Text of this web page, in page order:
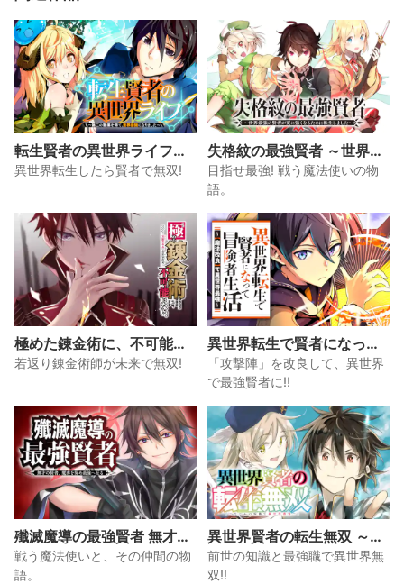
転生賢者の異世界ライフ～
第二の職業を得て、世界最
強になりました～
異世界転生したら賢者で無双!
失格紋の最強賢者 ～世界最
強の賢者が更に強くなるた
めに転生しました～
目指せ最強! 戦う魔法使いの物
語。
極めた錬金術に、不可能は
ない。 ～万能スキルで異世
若返り錬金術師が未来で無双!
異世界転生で賢者になって
冒険者生活 ～【魔法改良】
で異世界最強～
「攻撃陣」を改良して、異世界
で最強賢者に!!
殲滅魔導の最強賢者 無才の
賢者、魔導を極め最強へ至
る
戦う魔法使いと、その仲間の物
語。
異世界賢者の転生無双 ～ゲ
ームの知識で異世界最強～
前世の知識と最強職で異世界無
双!!